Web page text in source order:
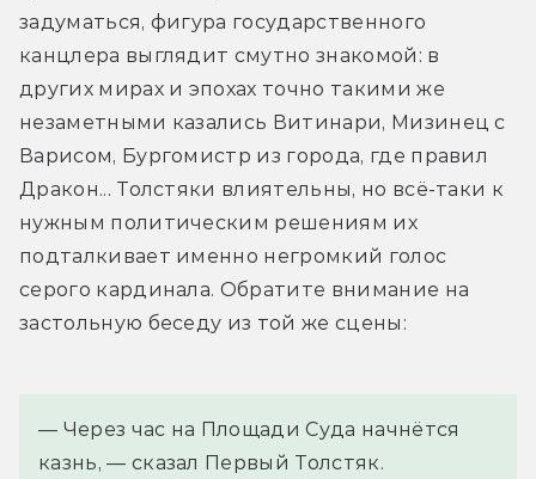
задуматься, фигура государственного
канцлера выглядит смутно знакомой: в
других мирах и эпохах точно такими же
незаметными казались Витинари, Мизинец с
Варисом, Бургомистр из города, где правил
Дракон... Толстяки влиятельны, но всё-таки к
нужным политическим решениям их
подталкивает именно негромкий голос
серого кардинала. Обратите внимание на
застольную беседу из той же сцены:
— Через час на Площади Суда начнётся
казнь, — сказал Первый Толстяк.